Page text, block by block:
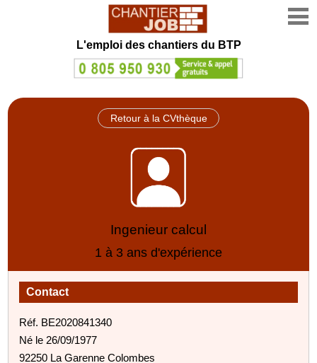
L'emploi des chantiers du BTP
Retour à la CVthèque
Ingenieur calcul
1 à 3 ans d'expérience
Contact
Réf. BE2020841340
Né le 26/09/1977
92250 La Garenne Colombes